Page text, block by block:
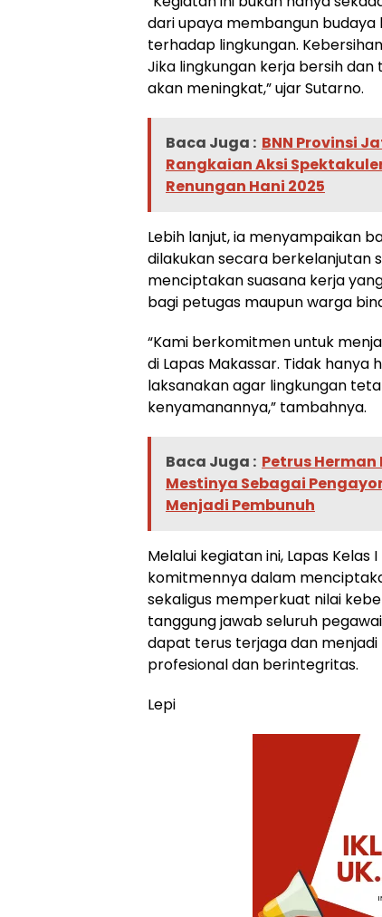
dari upaya membangun budaya
terhadap lingkungan.
Jika lingkungan kerja bersih
akan meningkat,” ujar Sutarno.
Baca Juga : BNN Provinsi
Rangkaian Aksi
Renungan Hani 2025
Lebih lanjut, ia menyampaikan
dilakukan secara berkelanjutan
menciptakan suasana kerja
bagi petugas maupun warga
“Kami berkomitmen untuk
di Lapas Makassar. Tidak hanya
laksanakan agar lingkungan
kenyamanannya,” tambahnya.
Baca Juga : Petrus Herman
Mestinya Sebagai
Menjadi Pembunuh
Melalui kegiatan ini, Lapas Kelas
komitmennya dalam
sekaligus memperkuat nilai
tanggung jawab seluruh
dapat terus terjaga dan
profesional dan berintegritas.
Lepi